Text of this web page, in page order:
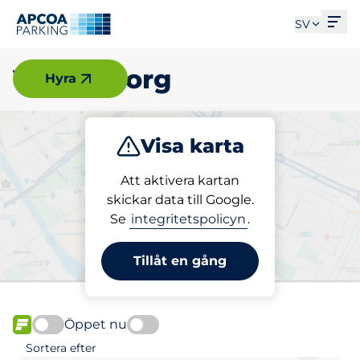
SV
Vänersborg
Visa karta
Att aktivera kartan
skickar data till Google.
Se integritetspolicyn .
Tillåt en gång
Hyra
Parkera Ladda
Välj din laddplats i
Vänersborg
FLÖDE
Öppet nu
Sortera efter